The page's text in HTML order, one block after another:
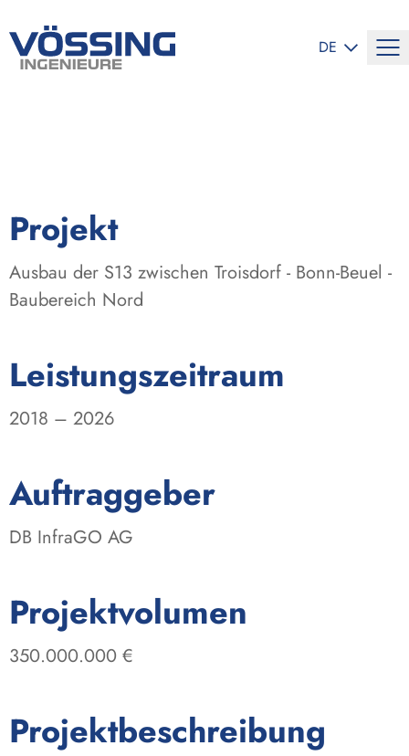
DE
Projekt
Ausbau der S13 zwischen Troisdorf - Bonn-Beuel -
Baubereich Nord
Leistungszeitraum
2018 – 2026
Auftraggeber
DB InfraGO AG
Projektvolumen
350.000.000 €
Projektbeschreibung